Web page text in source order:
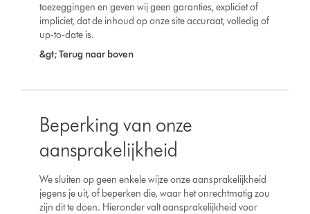
toezeggingen en geven wij geen garanties, expliciet of
impliciet, dat de inhoud op onze site accuraat, volledig of
up-to-date is.
&gt; Terug naar boven
Beperking van onze
aansprakelijkheid
We sluiten op geen enkele wijze onze aansprakelijkheid
jegens je uit, of beperken die, waar het onrechtmatig zou
zijn dit te doen. Hieronder valt aansprakelijkheid voor